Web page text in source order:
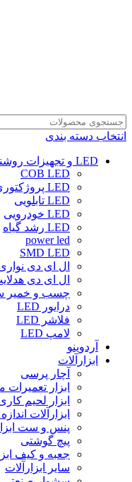
انتخاب دسته بندی
LED و تجهیزات روشنایی
COB LED
LED پروژکتوری
LED تابلویی
LED خودرویی
LED رشد گیاه
power led
SMD LED
ال ای دی
ال ای دی
چسب و خمیر
درایور LED
فلاشر LED
لامپ LED
آردوینو
ابزارآلات
آچار پرسی
ابزار تعمیرات
ابزار لحیم
ابزارآلات
پنس و ست
پیچ گوشتی
جعبه و کیف
سایر ابزارآلات